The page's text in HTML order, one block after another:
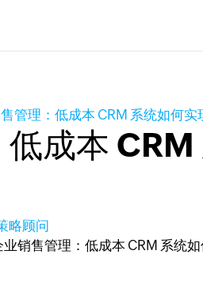
管理：低成本 CRM 系统如何
成本
略顾问